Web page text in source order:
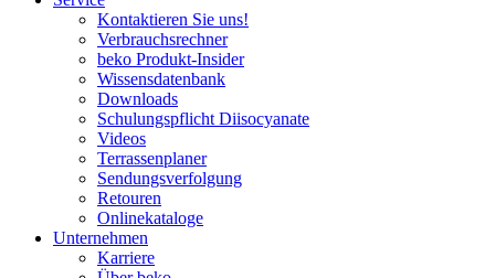
Kontaktieren Sie uns!
Verbrauchsrechner
beko Produkt-Insider
Wissensdatenbank
Downloads
Schulungspflicht Diisocyanate
Videos
Terrassenplaner
Sendungsverfolgung
Retouren
Onlinekataloge
Unternehmen
Karriere